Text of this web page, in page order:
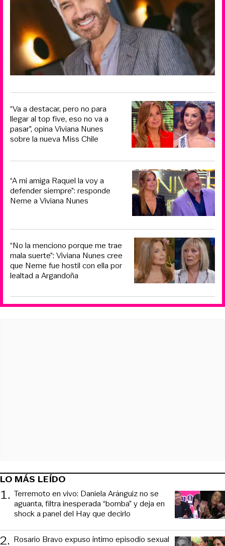
“Va a destacar, pero no para
llegar al top five, eso no va a
pasar”, opina Viviana Nunes
sobre la nueva Miss Chile
“A mi amiga Raquel la voy a
defender siempre”: responde
Neme a Viviana Nunes
“No la menciono porque me trae
mala suerte”: Viviana Nunes cree
que Neme fue hostil con ella por
lealtad a Argandoña
LO MÁS LEÍDO
1. Terremoto en vivo: Daniela Aránguiz no se
aguanta, filtra inesperada “bomba” y deja en
shock a panel del Hay que decirlo
2. Rosario Bravo expuso íntimo episodio sexual